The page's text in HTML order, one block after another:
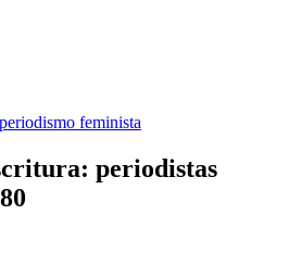
periodismo feminista
periodistas